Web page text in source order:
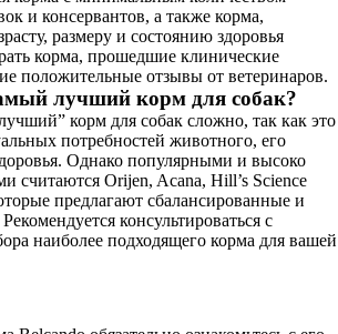
и консервантов, а также корма,
размеру и состоянию здоровья
корма, прошедшие клинические
положительные отзывы от ветеринаров.
лучший корм для собак?
корм для собак сложно, так как это
потребностей животного, его
Однако популярными и высоко
считаются Orijen, Acana, Hill’s Science
предлагают сбалансированные и
консультироваться с
наиболее подходящего корма для вашей